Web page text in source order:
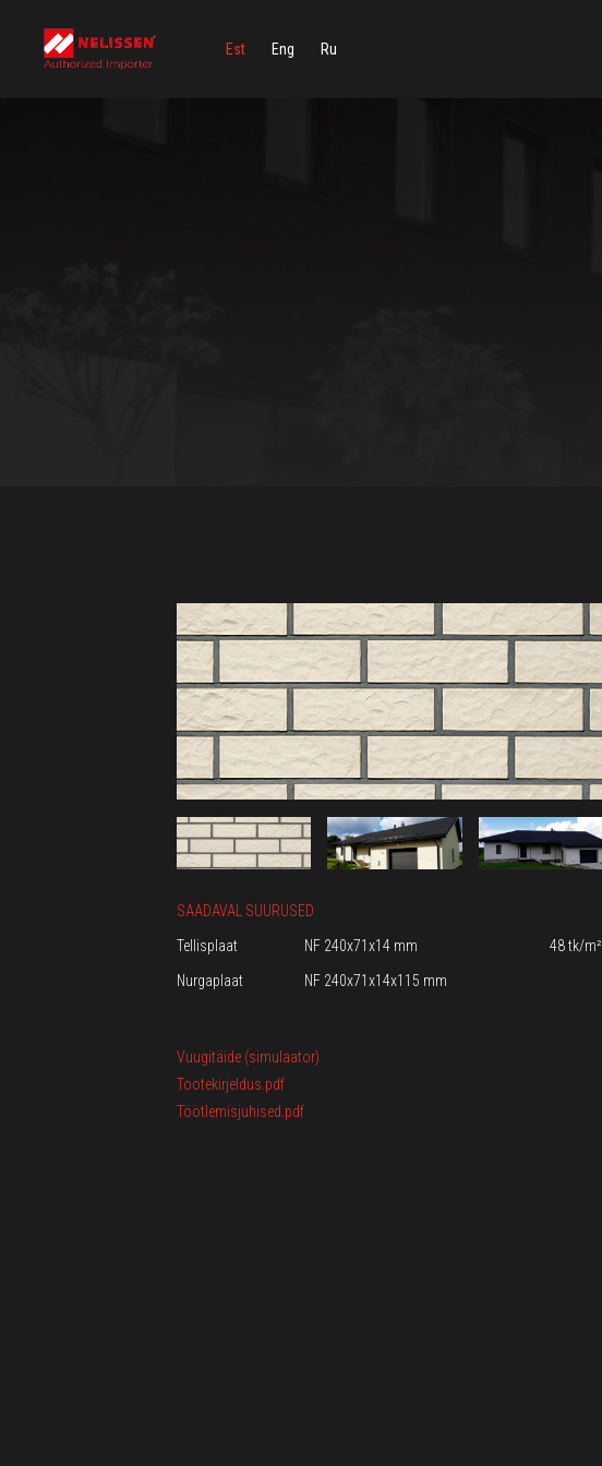
Est Eng Ru
SAADAVAL SUURUSED
Tellisplaat
NF 240x71x14 mm
48 tk/m²
Nurgaplaat
NF 240x71x14x115 mm
Vuugitäide (simulaator)
Tootekirjeldus.pdf
Töötlemisjuhised.pdf